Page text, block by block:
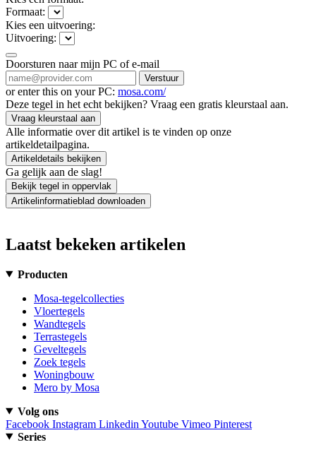
Formaat:
Kies een uitvoering:
Uitvoering:
Doorsturen naar mijn PC of e-mail
Verstuur
or enter this on your PC: mosa.com/
Deze tegel in het echt bekijken? Vraag een gratis kleurstaal aan.
Vraag kleurstaal aan
Alle informatie over dit artikel is te vinden op onze
artikeldetailpagina.
Artikeldetails bekijken
Ga gelijk aan de slag!
Bekijk tegel in oppervlak
Artikelinformatieblad downloaden
Laatst bekeken artikelen
Producten
Mosa-tegelcollecties
Vloertegels
Wandtegels
Terrastegels
Geveltegels
Zoek tegels
Woningbouw
Mero by Mosa
Volg ons
Facebook Instagram Linkedin Youtube Vimeo Pinterest
Series